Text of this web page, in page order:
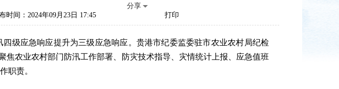
时间：2024年09月23日 17:45
分享
打印
应急响应提升为三级应急响应。贵港市纪委监委驻市农业农村局纪检
焦农业农村部门防汛工作部署、防灾技术指导、灾情统计上报、应急值班
职责。